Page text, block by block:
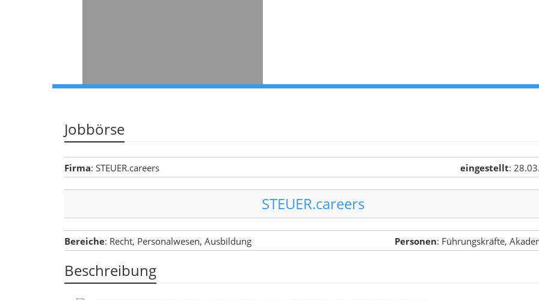
Jobbörse
Firma: STEUER.careers eingestellt:
STEUER.careers
Bereiche: Recht, Personalwesen, Ausbildung Personen: Führungskräfte,
Beschreibung